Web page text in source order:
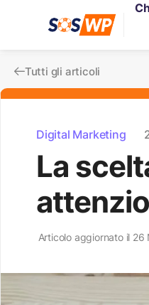
Tutti gli articoli
Digital Marketing
La
Articolo aggiornato il